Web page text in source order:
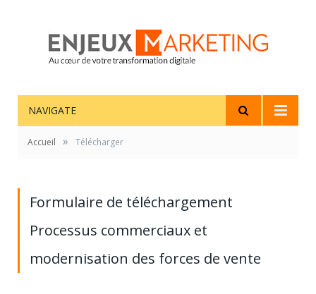
NAVIGATE
Accueil » Télécharger
Formulaire de téléchargement
Processus commerciaux et
modernisation des forces de vente